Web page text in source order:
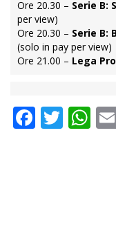
Ore 20.30 – Serie B:
per view)
Ore 20.30 – Serie B:
(solo in pay per view)
Ore 21.00 – Lega